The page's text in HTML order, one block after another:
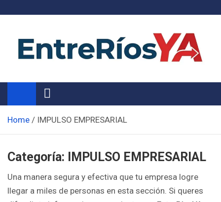
Noticias de Entre Ríos
Información de toda la provincia ahora
Home IMPULSO EMPRESARIAL
Categoría: IMPULSO EMPRESARIAL
Una manera segura y efectiva que tu empresa logre
llegar a miles de personas en esta sección. Si queres